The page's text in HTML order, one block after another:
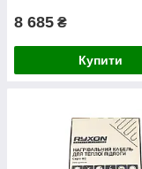
8 685 ₴
Купити